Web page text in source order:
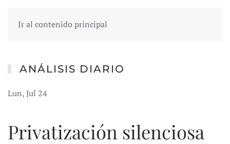
Ir al contenido principal
ANÁLISIS DIARIO
Lun, Jul 24
Privatización silenciosa